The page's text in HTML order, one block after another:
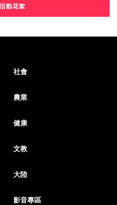
動花絮
社會
農業
健康
文教
大陸
影音專區